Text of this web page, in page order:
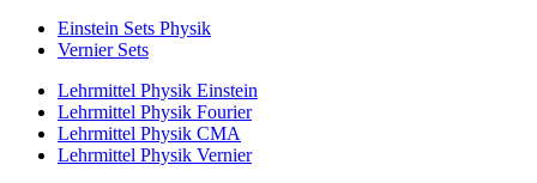
Einstein Sets Physik
Vernier Sets
Lehrmittel Physik Einstein
Lehrmittel Physik Fourier
Lehrmittel Physik CMA
Lehrmittel Physik Vernier